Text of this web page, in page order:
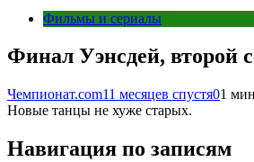
Фильмы и сериалы
Финал Уэнсдей, второй
Чемпионат.com11 месяцев спустя01
Новые танцы не хуже старых.
Навигация по записям